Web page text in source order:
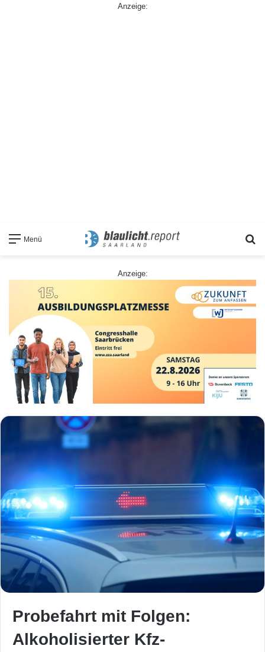
Anzeige:
Menü
Anzeige:
Probefahrt mit Folgen:
Alkoholisierter Kfz-